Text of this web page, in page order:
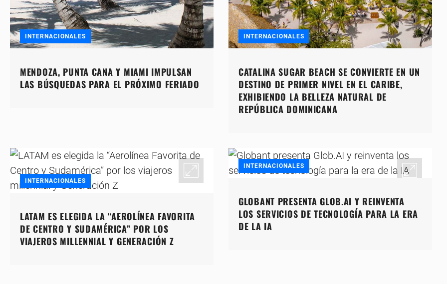
INTERNACIONALES
MENDOZA, PUNTA CANA Y MIAMI IMPULSAN
LAS BÚSQUEDAS PARA EL PRÓXIMO FERIADO
INTERNACIONALES
CATALINA SUGAR BEACH SE CONVIERTE EN UN
DESTINO DE PRIMER NIVEL EN EL CARIBE,
EXHIBIENDO LA BELLEZA NATURAL DE
REPÚBLICA DOMINICANA
INTERNACIONALES
LATAM ES ELEGIDA LA “AEROLÍNEA FAVORITA
DE CENTRO Y SUDAMÉRICA” POR LOS
VIAJEROS MILLENNIAL Y GENERACIÓN Z
INTERNACIONALES
GLOBANT PRESENTA GLOB.AI Y REINVENTA
LOS SERVICIOS DE TECNOLOGÍA PARA LA ERA
DE LA IA